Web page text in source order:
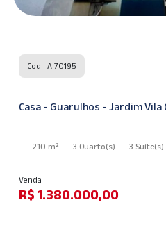
Cod : AI70195
Casa - Guarulhos - Jardim Vila
210 m² 3 Quarto(s) 3 Suíte(s)
Venda
R$ 1.380.000,00